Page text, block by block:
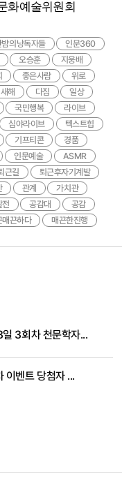
화예술위원회
밤의낭독자들
인문360
오승훈
지웅배
좋은사람
위로
새해 다짐
일상
국민행복
라이브
심야라이브
텍스트힙
기프티콘
경품
인문예술
ASMR
근길
퇴근후자기계발
관계
가치관
전 공감대
공감
매끈하다 매끈한진행
3회차 천문학자...
이벤트 당첨자 ...